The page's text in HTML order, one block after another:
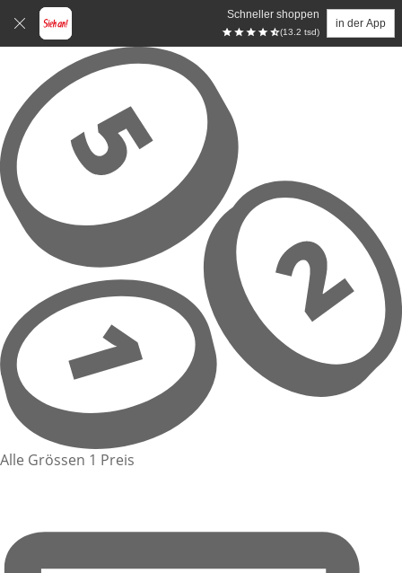
Schneller shoppen
(13.2 tsd)
in der App
Zum Hauptinhalt springen
Alle Grössen 1 Preis